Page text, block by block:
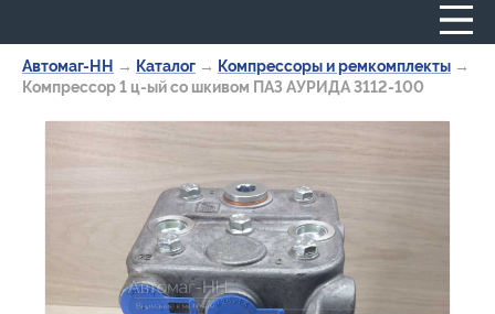
Автомаг-НН → Каталог → Компрессоры и ремкомплекты →
Компрессор 1 ц-ый со шкивом ПАЗ АУРИДА 3112-100